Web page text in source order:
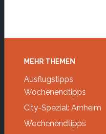
Footer
MEHR THEMEN
Ausflugstipps
Wochenendtipps
City-Spezial: Arnheim
Wochenendtipps